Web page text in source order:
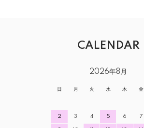
CALENDAR
2026年8月
日 月 火 水 木 金
2 3 4 5 6 7